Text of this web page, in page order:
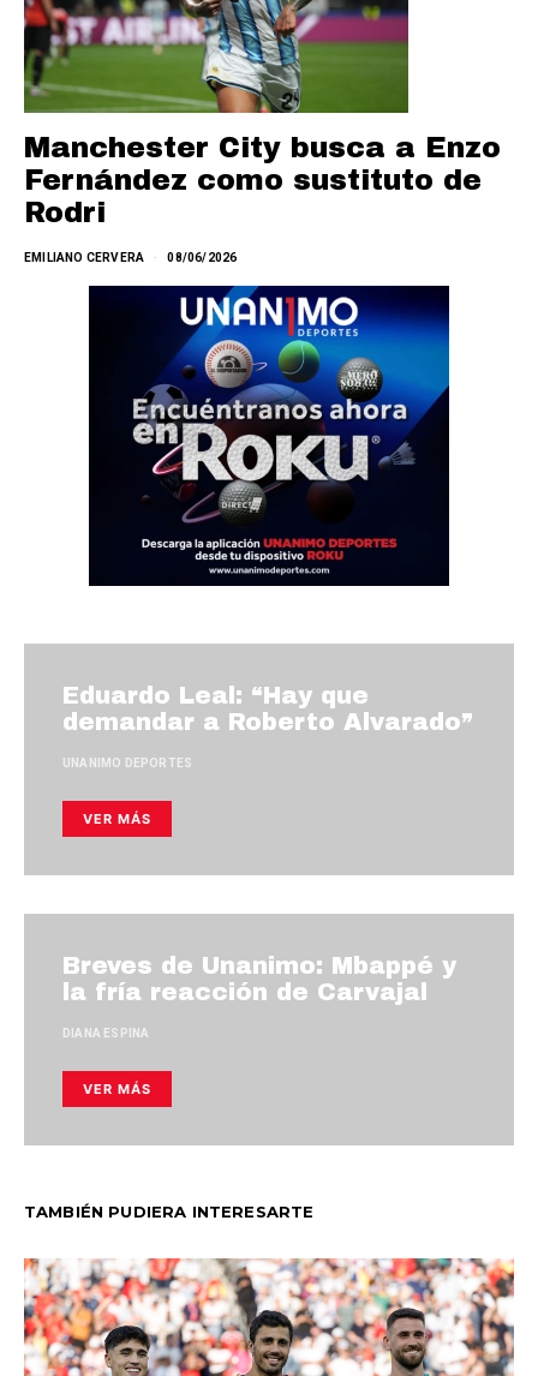
Manchester City busca a Enzo
Fernández como sustituto de
Rodri
EMILIANO CERVERA 08/06/2026
Eduardo Leal: “Hay que
demandar a Roberto Alvarado”
UNANIMO DEPORTES
VER MÁS
Breves de Unanimo: Mbappé y
la fría reacción de Carvajal
DIANA ESPINA
VER MÁS
TAMBIÉN PUDIERA INTERESARTE